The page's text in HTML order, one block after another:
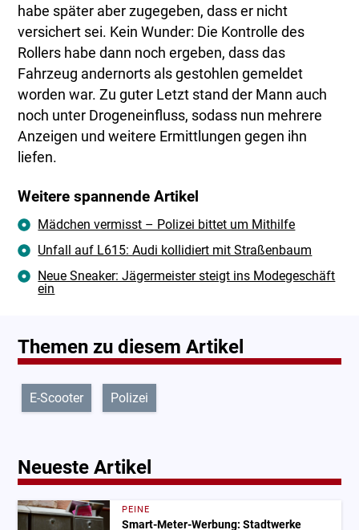
habe später aber zugegeben, dass er nicht
versichert sei. Kein Wunder: Die Kontrolle des
Rollers habe dann noch ergeben, dass das
Fahrzeug andernorts als gestohlen gemeldet
worden war. Zu guter Letzt stand der Mann auch
noch unter Drogeneinfluss, sodass nun mehrere
Anzeigen und weitere Ermittlungen gegen ihn
liefen.
Weitere spannende Artikel
Mädchen vermisst – Polizei bittet um Mithilfe
Unfall auf L615: Audi kollidiert mit Straßenbaum
Neue Sneaker: Jägermeister steigt ins Modegeschäft
ein
Themen zu diesem Artikel
E-Scooter Polizei
Neueste Artikel
PEINE
Smart-Meter-Werbung: Stadtwerke